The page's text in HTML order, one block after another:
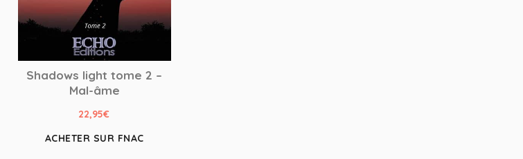
Shadows light tome 2 –
Mal-âme
22,95€
ACHETER SUR FNAC